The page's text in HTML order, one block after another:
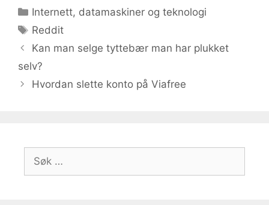
Kategorier
Internett, datamaskiner og teknologi
Stikkord
Reddit
Kan man selge tyttebær man har plukket
selv?
Hvordan slette konto på Viafree
etter: